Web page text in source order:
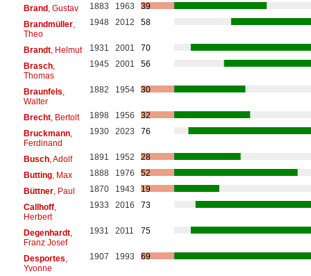
Brand, Gustav 1883 1963
39
Brandmüller,
Theo
1948 2012 58
Brandt, Helmut 1931 2001
70
Brasch,
Thomas
1945 2001 56
Braunfels
Walter
1882 1954 30
Brecht, Bertolt 1898 1956
32
Bruckmann,
Ferdinand
1930 2023 76
Busch, Adolf 1891 1952
28
Butting, Max 1888 1976
52
Büttner, Paul 1870 1943
19
Callhoff,
Herbert
1933 2016 73
Degenhardt,
Franz Josef
1931 2011 75
Desportes
Yvonne
1907 1993 69